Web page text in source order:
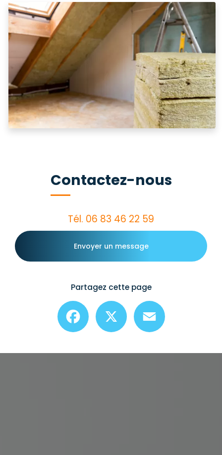
Contactez-nous
Tél. 06 83 46 22 59
Envoyer un message
Partagez cette page
Facebook